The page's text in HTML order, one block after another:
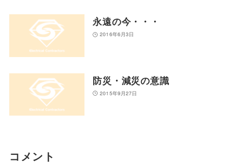
永遠の今・・・
2016年6月3日
防災・減災の意識
2015年9月27日
コメント